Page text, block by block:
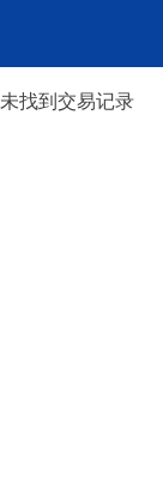
未找到交易记录